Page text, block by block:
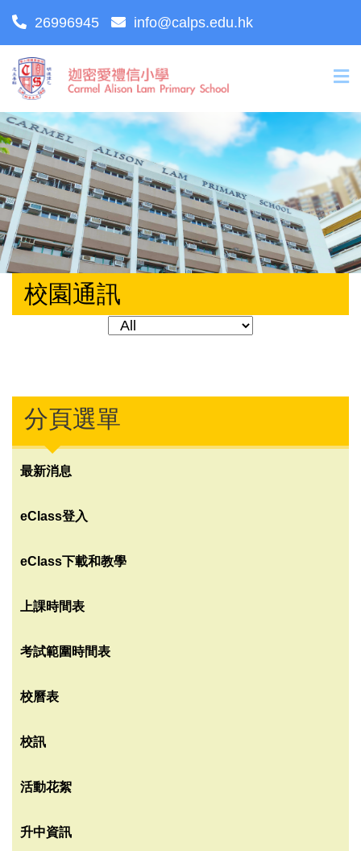
26996945 info@calps.edu.hk
校園通訊
分頁選單
最新消息
eClass登入
eClass下載和教學
上課時間表
考試範圍時間表
校曆表
校訊
活動花絮
升中資訊